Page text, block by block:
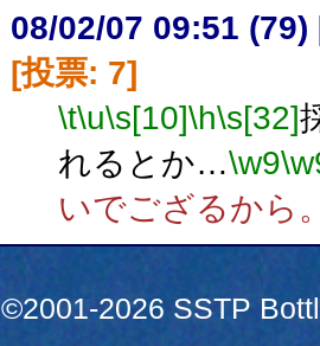
08/02/07 09:51 (79)
[投票: 7]
\t\u\s[10]\h\s[32]
れるとか…\w9
いでござるから
©2001-2026 SSTP